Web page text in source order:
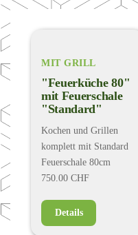
MIT GRILL
"Feuerküche 80"
mit Feuerschale
"Standard"
Kochen und Grillen
komplett mit Standard
Feuerschale 80cm
750.00 CHF
Details